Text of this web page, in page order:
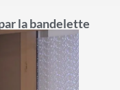
la bandelette